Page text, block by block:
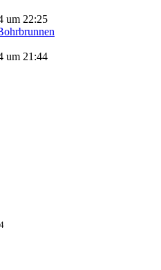
um 22:25
um 21:44